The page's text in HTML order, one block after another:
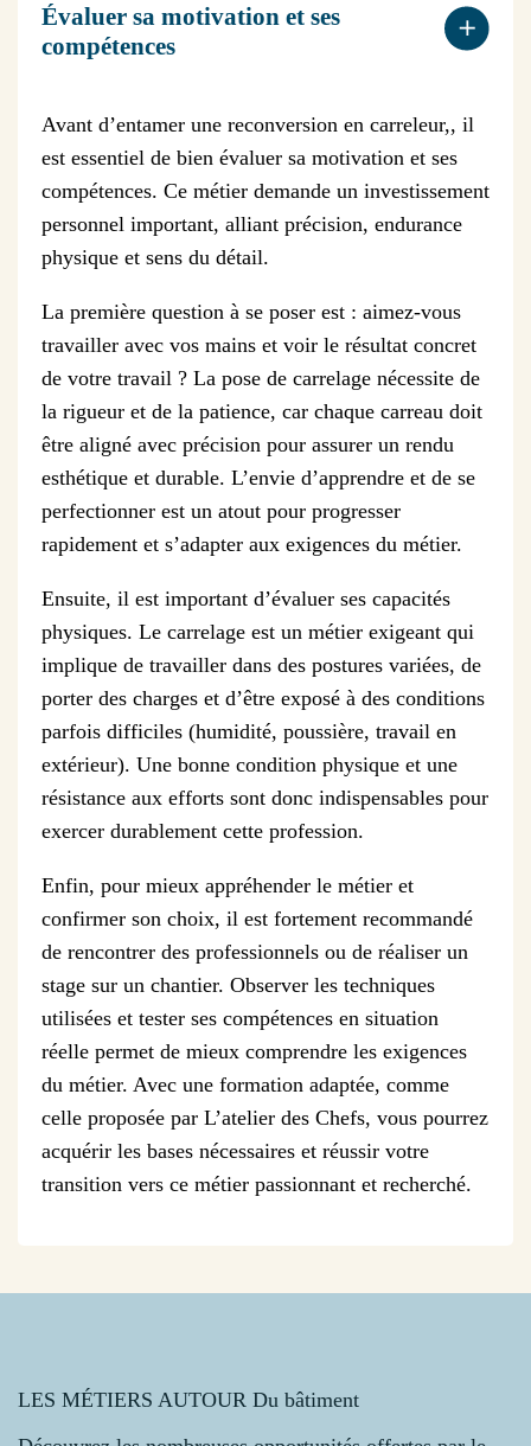
Évaluer sa motivation et ses
compétences
Avant d’entamer une reconversion en carreleur,, il
est essentiel de bien évaluer sa motivation et ses
compétences. Ce métier demande un investissement
personnel important, alliant précision, endurance
physique et sens du détail.
La première question à se poser est : aimez-vous
travailler avec vos mains et voir le résultat concret
de votre travail ? La pose de carrelage nécessite de
la rigueur et de la patience, car chaque carreau doit
être aligné avec précision pour assurer un rendu
esthétique et durable. L’envie d’apprendre et de se
perfectionner est un atout pour progresser
rapidement et s’adapter aux exigences du métier.
Ensuite, il est important d’évaluer ses capacités
physiques. Le carrelage est un métier exigeant qui
implique de travailler dans des postures variées, de
porter des charges et d’être exposé à des conditions
parfois difficiles (humidité, poussière, travail en
extérieur). Une bonne condition physique et une
résistance aux efforts sont donc indispensables pour
exercer durablement cette profession.
Enfin, pour mieux appréhender le métier et
confirmer son choix, il est fortement recommandé
de rencontrer des professionnels ou de réaliser un
stage sur un chantier. Observer les techniques
utilisées et tester ses compétences en situation
réelle permet de mieux comprendre les exigences
du métier. Avec une formation adaptée, comme
celle proposée par L’atelier des Chefs, vous pourrez
acquérir les bases nécessaires et réussir votre
transition vers ce métier passionnant et recherché.
LES MÉTIERS AUTOUR Du bâtiment